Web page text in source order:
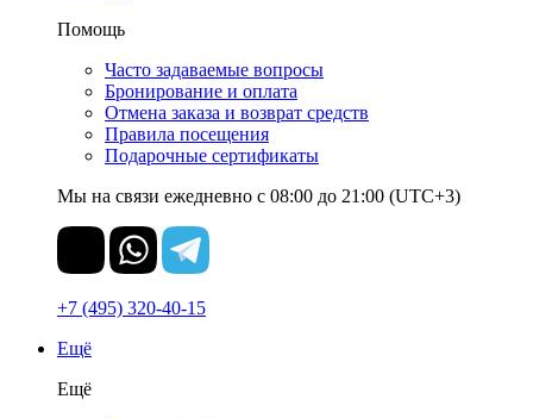
Помощь
Часто задаваемые вопросы
Бронирование и оплата
Отмена заказа и возврат средств
Правила посещения
Подарочные сертификаты
Мы на связи ежедневно с 08:00 до 21:00 (UTC+3)
+7 (495) 320-40-15
Ещё
Ещё